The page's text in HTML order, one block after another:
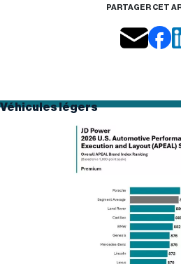
PARTAGER CET
Véhicules légers